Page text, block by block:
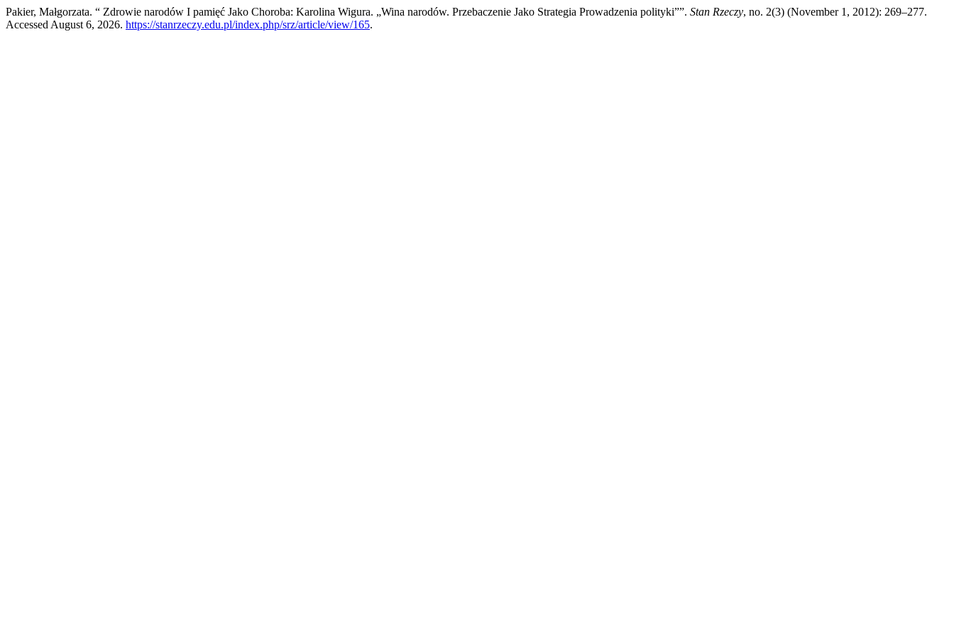
Pakier, Małgorzata. “ Zdrowie narodów I pamięć Jako Choroba: Karolina Wigura. „Wina narodów. Przebaczenie Jako Strategia Prowadzenia polityki””. Stan Rzeczy, no. 2(3) (November 1, 2012): 269–277.
Accessed August 6, 2026. https://stanrzeczy.edu.pl/index.php/srz/article/view/165.